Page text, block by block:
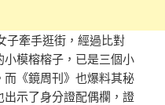
子牽手逛街，經過比對
模榕榕子，已是三個小
《鏡周刊》也爆料其秘
示了身分證配偶欄，證